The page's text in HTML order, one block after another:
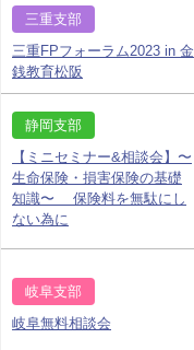
三重支部
三重FPフォーラム2023 in 金
銭教育松阪
静岡支部
【ミニセミナー&相談会】〜
生命保険・損害保険の基礎
知識〜 保険料を無駄にし
ない為に
岐阜支部
岐阜無料相談会